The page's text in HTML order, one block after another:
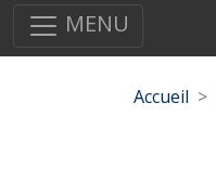
MENU
Accueil